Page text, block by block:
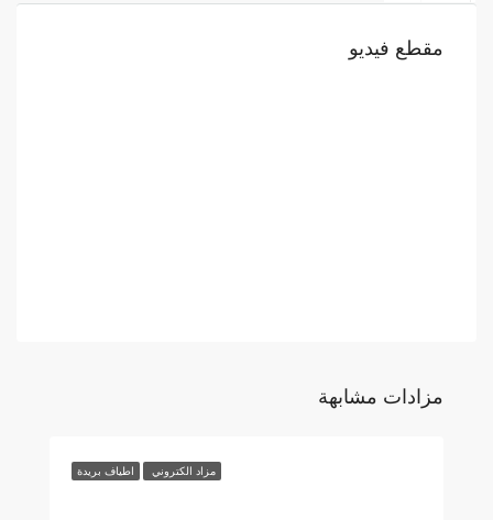
مقطع فيديو
مزادات مشابهة
مزاد الكتروني اطياف بريدة